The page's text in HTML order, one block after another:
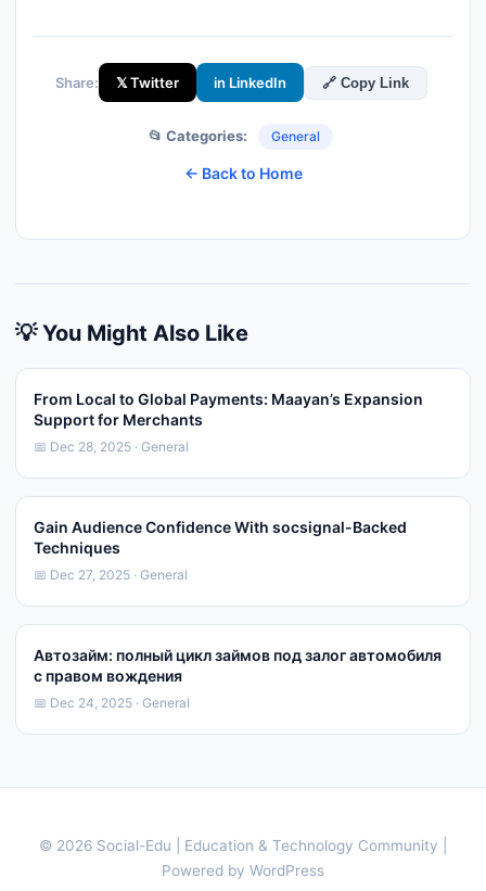
Share: 𝕏 Twitter in LinkedIn 🔗 Copy Link
📂 Categories: General
← Back to Home
💡 You Might Also Like
From Local to Global Payments: Maayan’s Expansion
Support for Merchants
📅 Dec 28, 2025 · General
Gain Audience Confidence With socsignal-Backed
Techniques
📅 Dec 27, 2025 · General
Автозайм: полный цикл займов под залог автомобиля
с правом вождения
📅 Dec 24, 2025 · General
© 2026 Social-Edu | Education & Technology Community |
Powered by WordPress